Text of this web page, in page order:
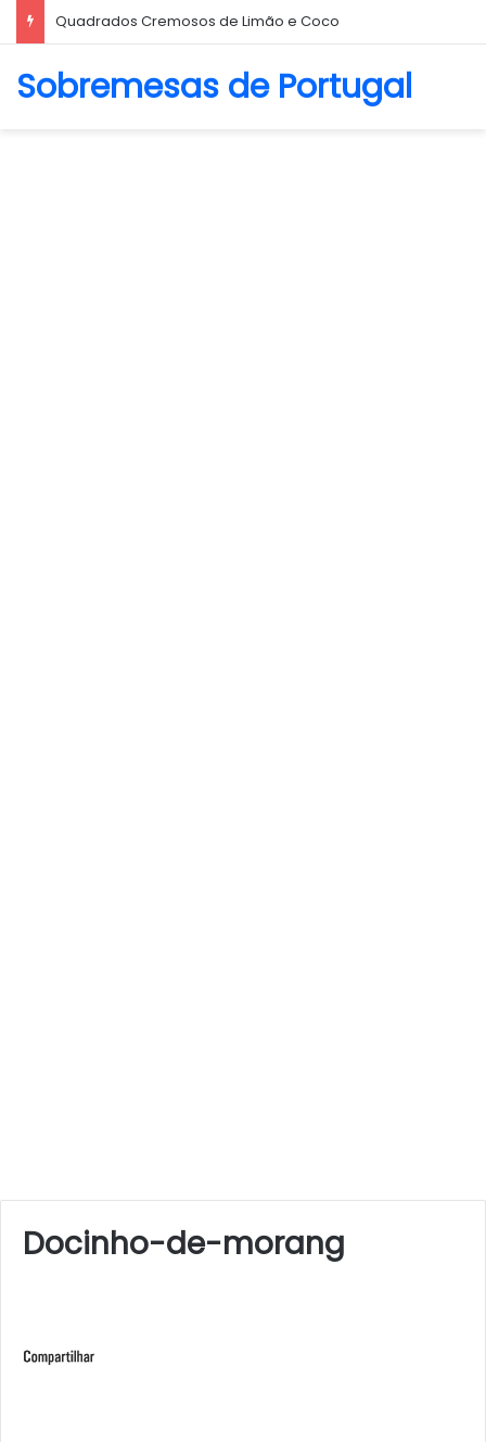
Quadrados Cremosos de Limão e Coco
Sobremesas de Portugal
Docinho-de-morang